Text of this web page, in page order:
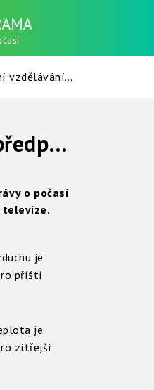
PŘIHLÁSIT SE
vzdělávání
Sleduj předpověď počasí
o počasí
televize.
je
příští
je
zítřejší